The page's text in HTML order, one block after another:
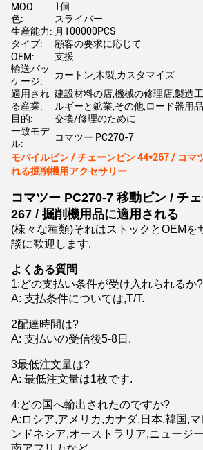
MOQ:
1個
色:
スライバー
生産能力: 月100000PCS
タイプ:
顧客の要求に応じて
OEM:
支援
輸送パッ
ケージ:
カートン,木製,カスタマイズ
適用され
る産業:
建設材料の店,機械の修理店,製造
ルギーと鉱業,その他,ロード器用品
目的:
交換/修理のために
一致モデ
ル:
コマツー PC270-7
モバイルピン / チェーンピン 44*267 / コマ
れる掘削機用アクセサリー
コマツー PC270-7 移動ピン / チ
267 / 掘削機用品に適用される
(様々な種類)それはストックとOEMを
談に歓迎します.
よくある質問
1:どの支払い条件が受け入れられるか?
A: 支払条件については,T/T.
2配達時間は?
A: 支払いの受信後5-8日.
3最低注文量は?
A: 最低注文量は1枚です.
4:どの国へ輸出されたのですか?
A:ロシア,アメリカ,カナダ,日本,韓国,
ンドネシア,オーストラリア,ニュージ